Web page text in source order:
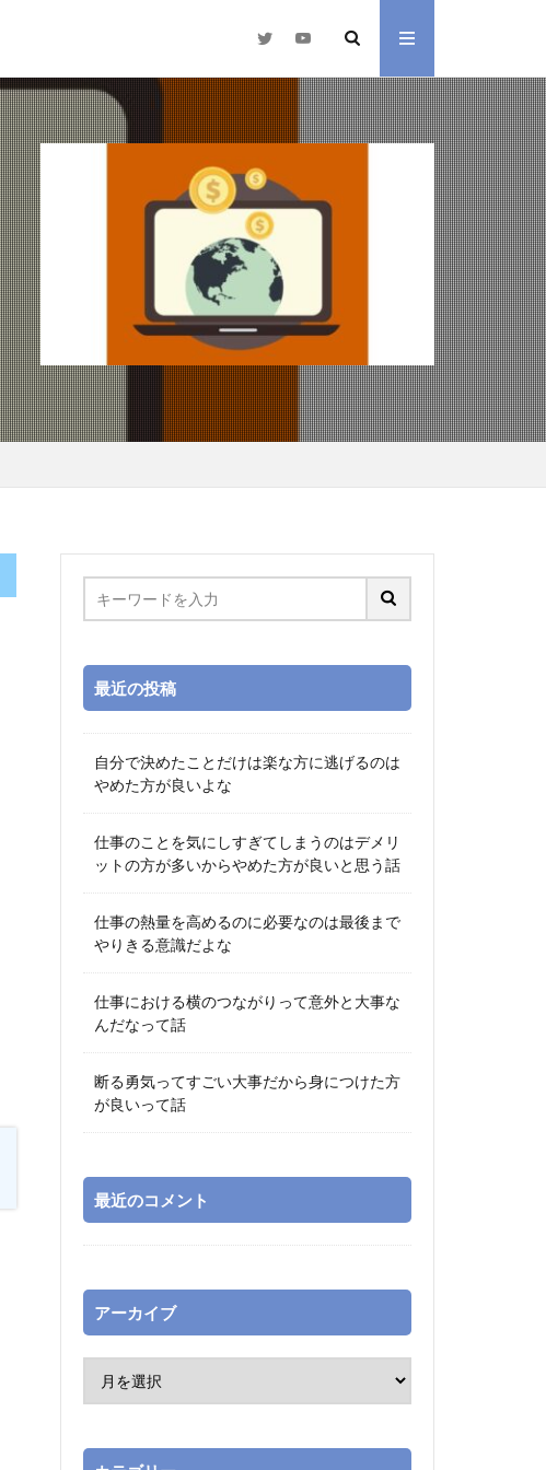
最近の投稿
自分で決めたことだけは楽な方に逃げるのは
やめた方が良いよな
仕事のことを気にしすぎてしまうのはデメリ
ットの方が多いからやめた方が良いと思う話
仕事の熱量を高めるのに必要なのは最後まで
やりきる意識だよな
仕事における横のつながりって意外と大事な
んだなって話
断る勇気ってすごい大事だから身につけた方
が良いって話
最近のコメント
アーカイブ